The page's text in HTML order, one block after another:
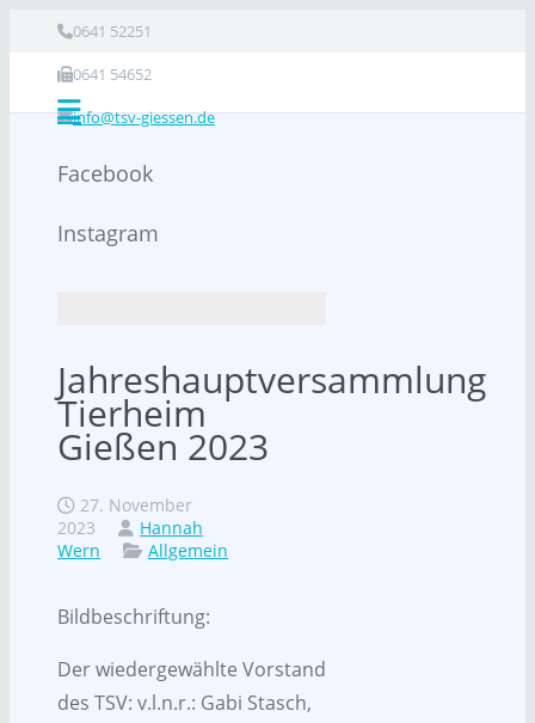
0641 52251
0641 54652
info@tsv-giessen.de
Facebook
Instagram
Jahreshauptversammlung
Tierheim
Gießen 2023
27. November
2023
Hannah
Wern
Allgemein
Bildbeschriftung:
Der wiedergewählte Vorstand
des TSV: v.l.n.r.: Gabi Stasch,